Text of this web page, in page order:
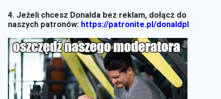
4. Jeżeli chcesz Donalda bez reklam, dołącz do
naszych patronów: https://patronite.pl/donaldpl